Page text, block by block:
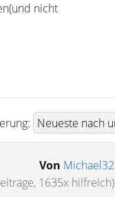
nicht
Von Michael32
1635x hilfreich)